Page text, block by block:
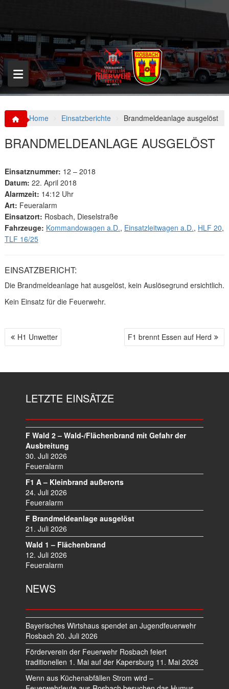
p
o
c
o
n
t
Home Einsatzberichte Brandmeldeanlage ausgelöst
BRANDMELDEANLAGE AUSGELÖST
Einsatznummer: 12 – 2018
Datum: 22. April 2018
Alarmzeit: 14:12 Uhr
Art: Feueralarm
Einsatzort: Rosbach, Dieselstraße
Fahrzeuge: Kommandowagen a.D., Einsatzleitwagen a.D., HLF 20,
TLF 16/25
EINSATZBERICHT:
Die Brandmeldeanlage hat ausgelöst, kein Auslösegrund ersichtlich.
Kein Einsatz für die Feuerwehr.
B H1 Unwetter F1 brennt Essen auf Herd
LETZTE EINSÄTZE
F Wald 2 – Wald-/Flächenbrand mit Gefahr der
Ausbreitung
30. Juli 2026
Feueralarm
F1 A – Kleinbrand außerorts
24. Juli 2026
Feueralarm
F Brandmeldeanlage ausgelöst
21. Juli 2026
Wald 1 – Flächenbrand
12. Juli 2026
Feueralarm
NEWS
Bayerisches Wirtshaus spendet an Jugendfeuerwehr
Rosbach 20. Juli 2026
Förderverein der Feuerwehr Rosbach feiert
traditionellen 1. Mai auf der Kapersburg 11. Mai 2026
Wenn aus Küchenabfällen Strom wird –